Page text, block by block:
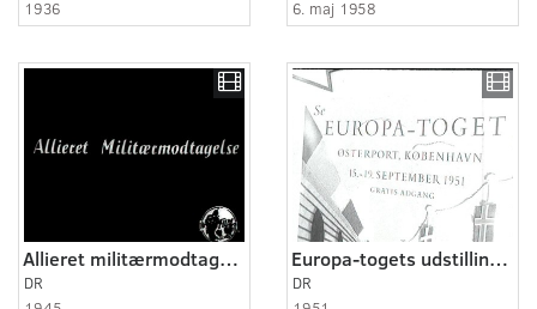
1936
6. maj 1958
Allieret militærmodtagelse
DR
Europa-togets udstilling på Østerport
DR